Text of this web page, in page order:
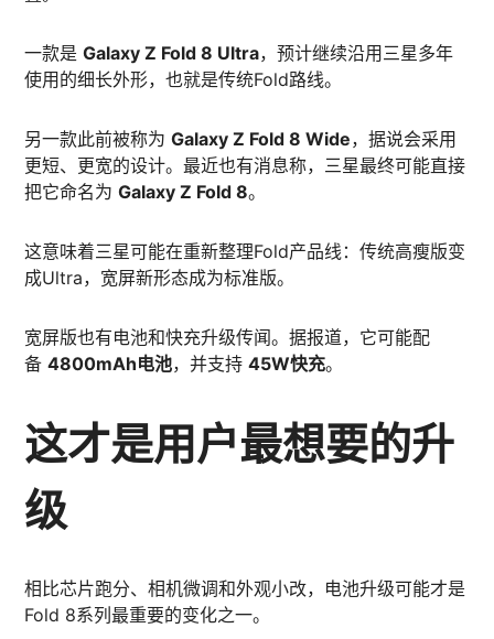
一款是Galaxy Z Fold 8 Ultra，预计继续沿用三星多年
使用的细长外形，也就是传统Fold路线。
另一款此前被称为Galaxy Z Fold 8 Wide，据说会采用
更短、更宽的设计。最近也有消息称，三星最终可能直接
把它命名为Galaxy Z Fold 8。
这意味着三星可能在重新整理Fold产品线：传统高瘦版变
成Ultra，宽屏新形态成为标准版。
宽屏版也有电池和快充升级传闻。据报道，它可能配
备4800mAh电池，并支持45W快充。
这才是用户最想要的升
级
相比芯片跑分、相机微调和外观小改，电池升级可能才是
Fold 8系列最重要的变化之一。